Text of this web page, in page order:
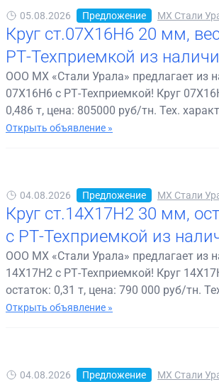
05.08.2026 Предложение МХ Стали
Круг ст.07Х16Н6 20 мм,
РТ-Техприемкой из
ООО МХ «Стали Урала» предлагает из
07Х16Н6 с РТ-Техприемкой! Круг
0,486 т, цена: 805000 руб/тн. Тех.
Открыть объявление »
04.08.2026 Предложение МХ Стали
Круг ст.14Х17Н2 30 мм,
с РТ-Техприемкой из
ООО МХ «Стали Урала» предлагает из
14Х17Н2 с РТ-Техприемкой! Круг
остаток: 0,31 т, цена: 790 000 руб/тн.
Открыть объявление »
04.08.2026 Предложение МХ Стали